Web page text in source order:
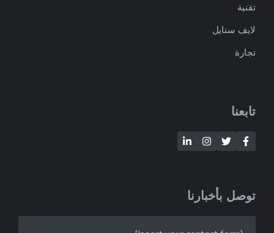
تقنية
لايف ستايل
تجارة
تابعنا
توصل بأخبارنا